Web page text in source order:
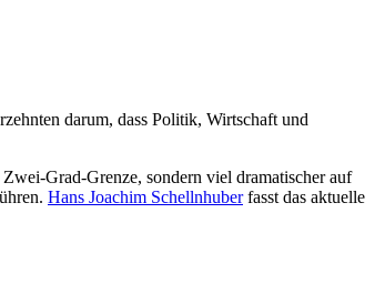
darum, dass Politik, Wirtschaft und
Grad-Grenze, sondern viel dramatischer auf
Hans Joachim Schellnhuberfasst das aktuelle